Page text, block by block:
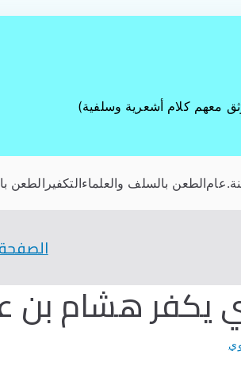
معهم كلام أشعرية وسلفية)
.عامالطعن بالسلف والعلماءالتكفير الطعن
هشام بن